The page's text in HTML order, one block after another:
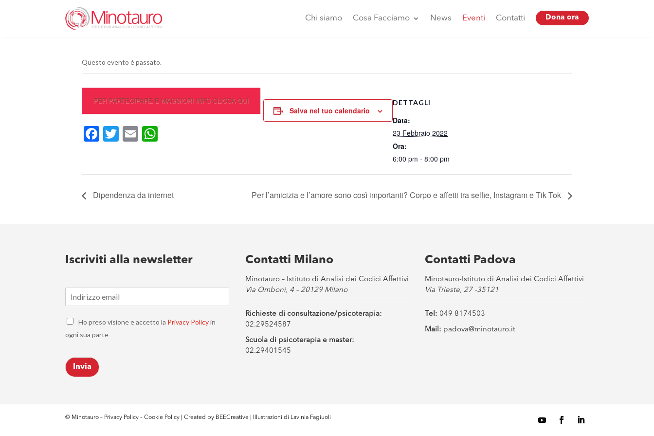
Chi siamo Cosa Facciamo News Eventi Contatti Dona ora
Questo evento è passato.
PER PARTECIPARE E MAGGIORI INFO CLICCA QUI
Facebook
Twitter
Email
Salva nel tuo calendario
DETTAGLI
Data:
23 Febbraio 2022
Ora:
6:00 pm - 8:00 pm
Dipendenza da internet Per l’amicizia e l’amore sono così importanti? Corpo e affetti tra selfie, Instagram e Tik Tok
Iscriviti alla newsletter
m
i
*
C
e
k
b
o
*
Ho preso visione e accetto la Privacy Policyin
ogni sua parte
Invia
Contatti Milano
Minotauro – Istituto di Analisi dei Codici Affettivi
Via Omboni, 4 – 20129 Milano
Richieste di consultazione/psicoterapia:
02.29524587
Scuola di psicoterapia e master:
02.29401545
Contatti Padova
Minotauro-Istituto di Analisi dei Codici Affettivi
Via Trieste, 27 -35121
Tel: 049 8174503
Mail: padova@minotauro.it
© Minotauro – Privacy Policy –Cookie Policy | Created by BEECreative | Illustrazioni di Lavinia Fagiuoli